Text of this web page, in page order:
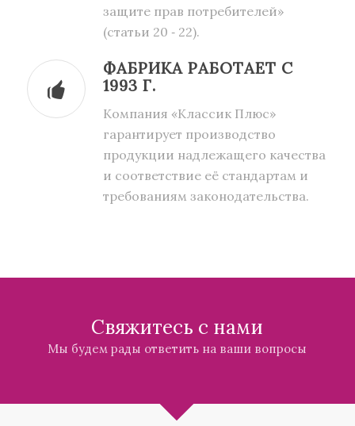
защите прав потребителей»
(статьи 20 ‑ 22).
ФАБРИКА РАБОТАЕТ С
1993 Г.
Компания «Классик Плюс»
гарантирует производство
продукции надлежащего качества
и соответствие её стандартам и
требованиям законодательства.
Свяжитесь с нами
Мы будем рады ответить на ваши вопросы